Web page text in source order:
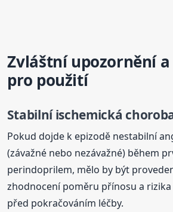
Zvláštní upozornění
pro použití
Stabilní ischemická
Pokud dojde k epizodě nestabilní
(závažné nebo nezávažné) během
perindoprilem, mělo by být
zhodnocení poměru přínosu a rizika
před pokračováním léčby.